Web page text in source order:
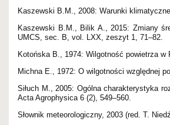
Kaszewski B.M., 2008: Warunki
Kaszewski B.M., Bilik A., 2015: Zmiany
UMCS, sec. B, vol. LXX, zeszyt 1, 71–82.
Kotońska B., 1974: Wilgotność powietrza
Michna E., 1972: O wilgotności względnej
Siłuch M., 2005: Ogólna charakterystyka
Acta Agrophysica 6 (2), 549–560.
Słownik meteorologiczny, 2003 (red. T.